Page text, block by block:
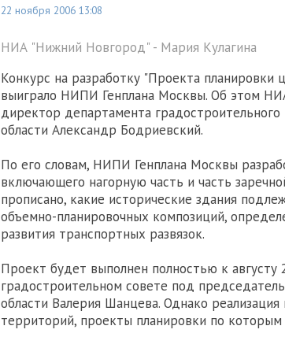
22 ноября 2006 13:08
НИА "Нижний Новгород" - Мария Кулагина
Конкурс на разработку "Проекта
выиграло НИПИ Генплана Москвы. Об этом
директор департамента
области Александр Бодриевский.
По его словам, НИПИ Генплана Москвы
включающего нагорную часть и часть
прописано, какие исторические здания
объемно-планировочных композиций,
развития транспортных развязок.
Проект будет выполнен полностью к августу
градостроительном совете под
области Валерия Шанцева. Однако
территорий, проекты планировки по